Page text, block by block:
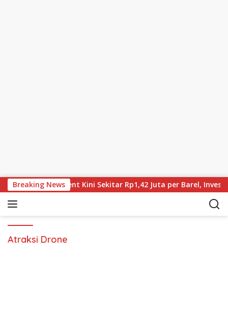
Breaking News
Terus Turun, Brent Kini Sekitar Rp1,42 Juta per Barel,
Atraksi Drone